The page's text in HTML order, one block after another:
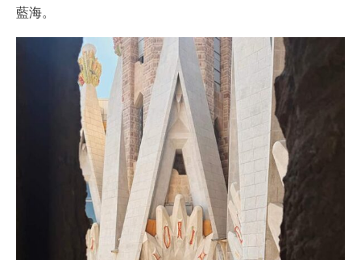
藍海。